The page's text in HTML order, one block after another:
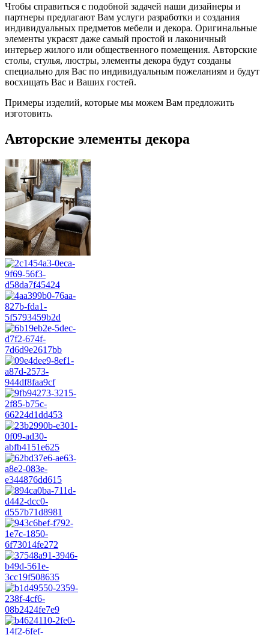
Чтобы справиться с подобной задачей наши дизайнеры и
партнеры предлагают Вам услуги разработки и создания
индивидуальных предметов мебели и декора. Оригинальные
элементы украсят даже самый простой и лаконичный
интерьер жилого или общественного помещения. Авторские
столы, стулья, люстры, элементы декора будут созданы
специально для Вас по индивидуальным пожеланиям и будут
восхищать Вас и Ваших гостей.
Примеры изделий, которые мы можем Вам предложить
изготовить.
Авторские элементы декора